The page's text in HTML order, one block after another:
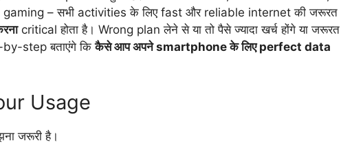
– सभी activities के लिए fast और reliable internet की जरूरत
critical होता है। Wrong plan लेने से या तो पैसे ज्यादा खर्च होंगे या जरूरत
by-step बताएंगे किकैसे आप अपने smartphone के लिए perfect data
Usage
जरूरी है।